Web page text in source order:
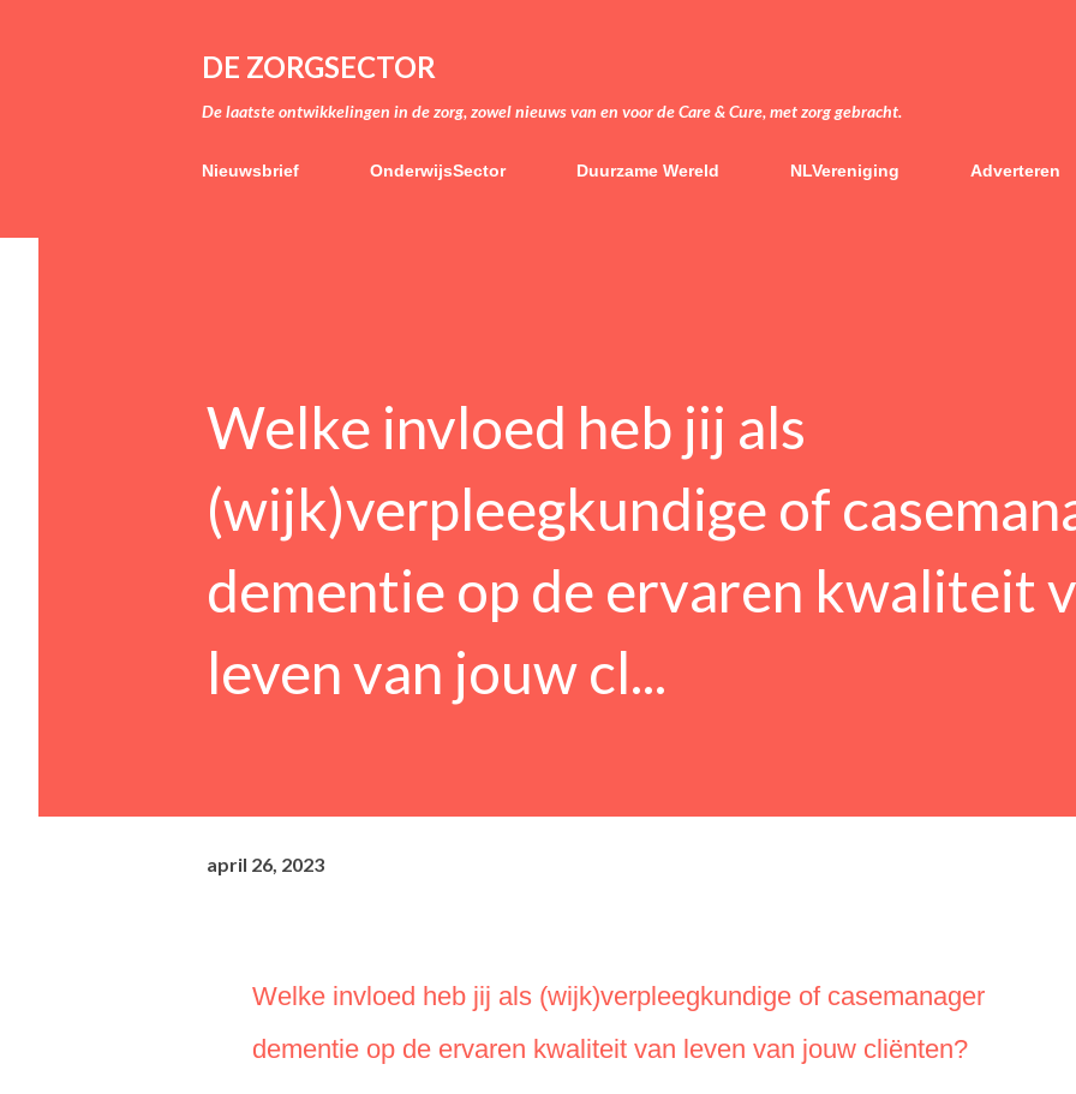
DE ZORGSECTOR
De laatste ontwikkelingen in de zorg, zowel nieuws van en voor de Care & Cure, met zorg gebracht.
Nieuwsbrief OnderwijsSector Duurzame Wereld NLVereniging Adverteren
Welke invloed heb jij als
(wijk)verpleegkundige of
dementie op de ervaren kwaliteit
leven van jouw cl...
april 26, 2023
Welke invloed heb jij als (wijk)verpleegkundige of casemanager
dementie op de ervaren kwaliteit van leven van jouw cliënten?